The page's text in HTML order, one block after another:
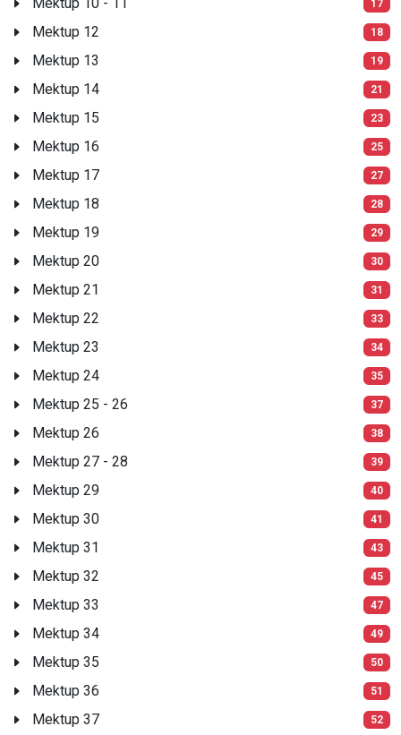
17
Mektup 12 18
Mektup 13 19
Mektup 14 21
Mektup 15 23
Mektup 16 25
Mektup 17 27
Mektup 18 28
Mektup 19 29
Mektup 20 30
Mektup 21 31
Mektup 22 33
Mektup 23 34
Mektup 24 35
Mektup 25 - 26 37
Mektup 26 38
Mektup 27 - 28 39
Mektup 29 40
Mektup 30 41
Mektup 31 43
Mektup 32 45
Mektup 33 47
Mektup 34 49
Mektup 35 50
Mektup 36 51
Mektup 37 52